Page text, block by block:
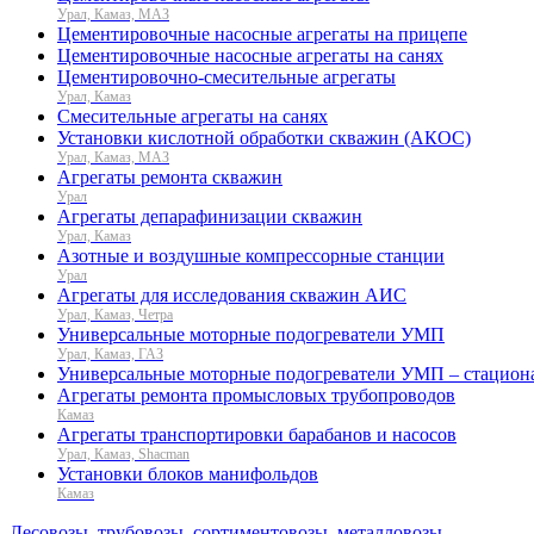
Урал, Камаз, МАЗ
Цементировочные насосные агрегаты на прицепе
Цементировочные насосные агрегаты на санях
Цементировочно-смесительные агрегаты
Урал, Камаз
Смесительные агрегаты на санях
Установки кислотной обработки скважин (АКОС)
Урал, Камаз, МАЗ
Агрегаты ремонта скважин
Урал
Агрегаты депарафинизации скважин
Урал, Камаз
Азотные и воздушные компрессорные станции
Урал
Агрегаты для исследования скважин АИС
Урал, Камаз, Четра
Универсальные моторные подогреватели УМП
Урал, Камаз, ГАЗ
Универсальные моторные подогреватели УМП –
Агрегаты ремонта промысловых трубопроводов
Камаз
Агрегаты транспортировки барабанов и насосов
Урал, Камаз, Shacman
Установки блоков манифольдов
Камаз